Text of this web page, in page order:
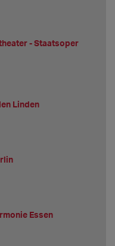
- Staatsoper
Linden
Essen